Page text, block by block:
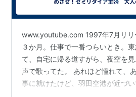
www.youtube.com 1997年7月リリ
３か月。仕事で一番つらいとき。
て、自宅に帰る道すがら、夜空を
声で歌ってた。 あれほど憧れて、
事に就けたけど、羽田空港が近づ